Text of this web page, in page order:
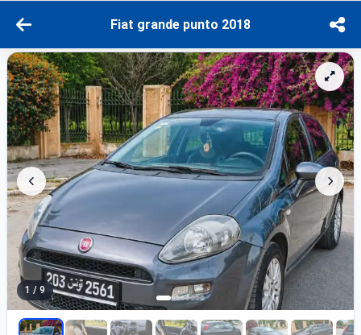
Fiat grande punto 2018
1 / 9